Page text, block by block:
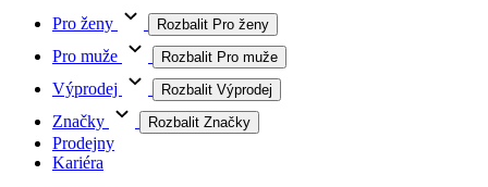
Pro ženy Rozbalit Pro ženy
Pro muže Rozbalit Pro muže
Výprodej Rozbalit Výprodej
Značky Rozbalit Značky
Prodejny
Kariéra